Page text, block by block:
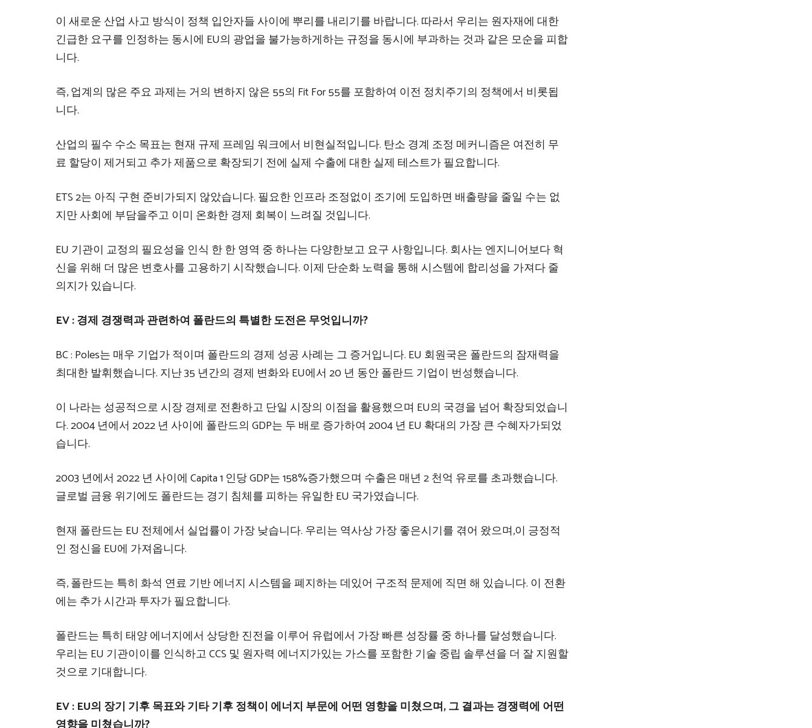
이 새로운 산업 사고 방식이 정책 입안자들 사이에 뿌리를 내리기를 바랍니다. 따라서 우리는 원자재에 대한
긴급한 요구를 인정하는 동시에 EU의 광업을 불가능하게하는 규정을 동시에 부과하는 것과 같은 모순을 피합
니다.
즉, 업계의 많은 주요 과제는 거의 변하지 않은 55의 Fit For 55를 포함하여 이전 정치주기의 정책에서 비롯됩
니다.
산업의 필수 수소 목표는 현재 규제 프레임 워크에서 비현실적입니다. 탄소 경계 조정 메커니즘은 여전히 ​​무
료 할당이 제거되고 추가 제품으로 확장되기 전에 실제 수출에 대한 실제 테스트가 필요합니다.
ETS 2는 아직 구현 준비가되지 않았습니다. 필요한 인프라 조정없이 조기에 도입하면 배출량을 줄일 수는 없
지만 사회에 부담을주고 이미 온화한 경제 회복이 느려질 것입니다.
EU 기관이 교정의 필요성을 인식 한 한 영역 중 하나는 다양한보고 요구 사항입니다. 회사는 엔지니어보다 혁
신을 위해 더 많은 변호사를 고용하기 시작했습니다. 이제 단순화 노력을 통해 시스템에 합리성을 가져다 줄
의지가 있습니다.
EV : 경제 경쟁력과 관련하여 폴란드의 특별한 도전은 무엇입니까?
BC : Poles는 매우 기업가 적이며 폴란드의 경제 성공 사례는 그 증거입니다. EU 회원국은 폴란드의 잠재력을
최대한 발휘했습니다. 지난 35 년간의 경제 변화와 EU에서 20 년 동안 폴란드 기업이 번성했습니다.
이 나라는 성공적으로 시장 경제로 전환하고 단일 시장의 이점을 활용했으며 EU의 국경을 넘어 확장되었습니
다. 2004 년에서 2022 년 사이에 폴란드의 GDP는 두 배로 증가하여 2004 년 EU 확대의 가장 큰 수혜자가되었
습니다.
2003 년에서 2022 년 사이에 Capita 1 인당 GDP는 158%증가했으며 수출은 매년 2 천억 유로를 초과했습니다.
글로벌 금융 위기에도 폴란드는 경기 침체를 피하는 유일한 EU 국가였습니다.
현재 폴란드는 EU 전체에서 실업률이 가장 낮습니다. 우리는 역사상 가장 좋은시기를 겪어 왔으며,이 긍정적
인 정신을 EU에 가져옵니다.
즉, 폴란드는 특히 화석 연료 기반 에너지 시스템을 폐지하는 데있어 구조적 문제에 직면 해 있습니다. 이 전환
에는 추가 시간과 투자가 필요합니다.
폴란드는 특히 태양 에너지에서 상당한 진전을 이루어 유럽에서 가장 빠른 성장률 중 하나를 달성했습니다.
우리는 EU 기관이이를 인식하고 CCS 및 원자력 에너지가있는 가스를 포함한 기술 중립 솔루션을 더 잘 지원할
것으로 기대합니다.
EV : EU의 장기 기후 목표와 기타 기후 정책이 에너지 부문에 어떤 영향을 미쳤으며, 그 결과는 경쟁력에 어떤